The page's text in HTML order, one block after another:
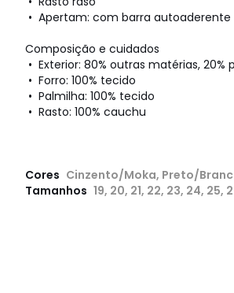
• Apertam: com barra autoaderente
Composição e cuidados
• Exterior: 80% outras matérias, 20%
• Forro: 100% tecido
• Palmilha: 100% tecido
• Rasto: 100% cauchu
Cores Cinzento/Moka, Preto/
Tamanhos 19, 20, 21, 22, 23, 24, 25,